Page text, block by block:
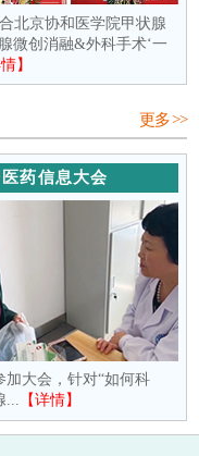
北京协和医学院甲状腺
微创消融&外科手术‘一
】
更多 >>
药信息大会
大会，针对“如何科
... 【详情】